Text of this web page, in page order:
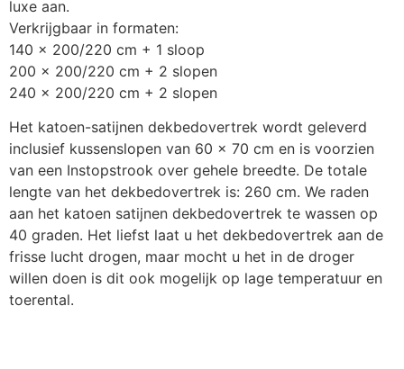
luxe aan.
Verkrijgbaar in formaten:
140 x 200/220 cm + 1 sloop
200 x 200/220 cm + 2 slopen
240 x 200/220 cm + 2 slopen
Het katoen-satijnen dekbedovertrek wordt geleverd
inclusief kussenslopen van 60 x 70 cm en is voorzien
van een Instopstrook over gehele breedte. De totale
lengte van het dekbedovertrek is: 260 cm. We raden
aan het katoen satijnen dekbedovertrek te wassen op
40 graden. Het liefst laat u het dekbedovertrek aan de
frisse lucht drogen, maar mocht u het in de droger
willen doen is dit ook mogelijk op lage temperatuur en
toerental.